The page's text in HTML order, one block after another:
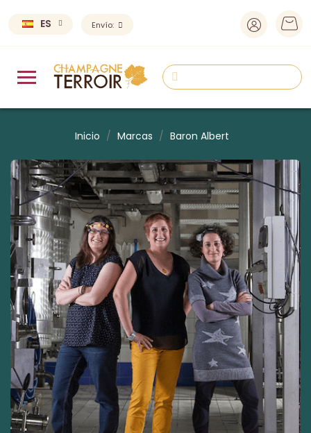
ES Envío:
Inicio Marcas Baron Albert